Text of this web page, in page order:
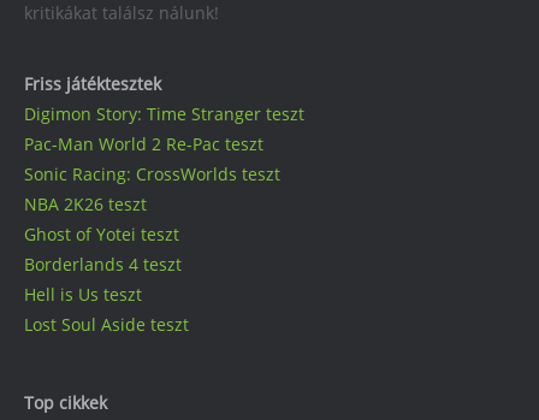
Friss játéktesztek
Digimon Story: Time Stranger teszt
Pac-Man World 2 Re-Pac teszt
Sonic Racing: CrossWorlds teszt
NBA 2K26 teszt
Ghost of Yotei teszt
Borderlands 4 teszt
Hell is Us teszt
Lost Soul Aside teszt
Top cikkek
kritikákat találsz nálunk!